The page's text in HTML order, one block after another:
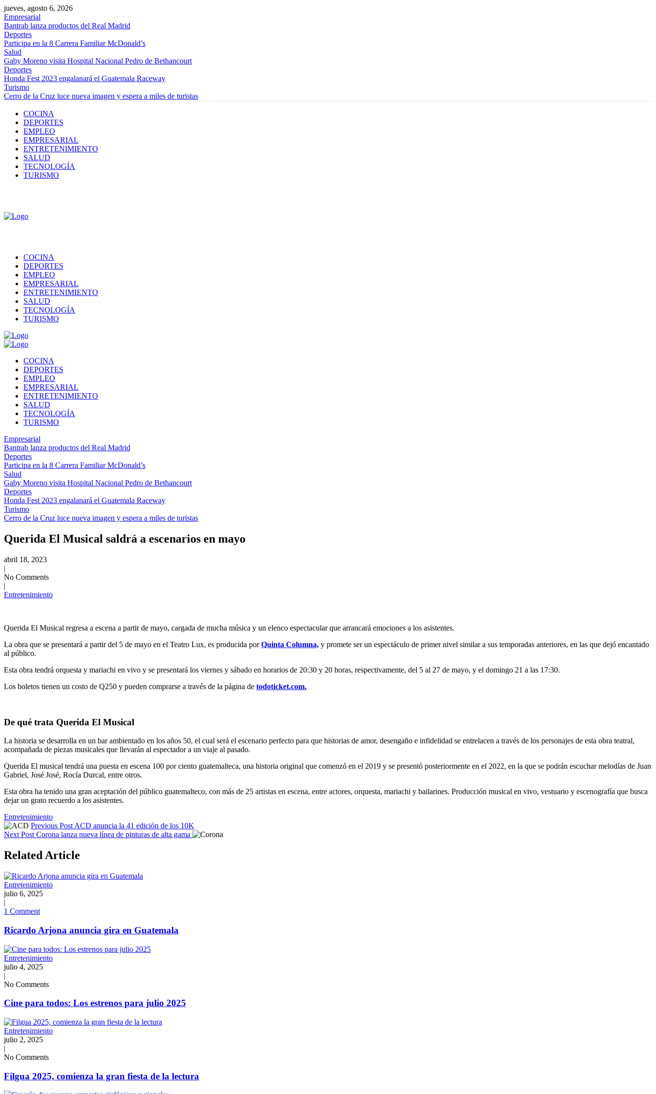
jueves, agosto 6, 2026
Empresarial
Bantrab lanza productos del Real Madrid
Deportes
Participa en la 8 Carrera Familiar McDonald’s
Salud
Gaby Moreno visita Hospital Nacional Pedro de Bethancourt
Deportes
Honda Fest 2023 engalanará el Guatemala Raceway
Turismo
Cerro de la Cruz luce nueva imagen y espera a miles de turistas
COCINA
DEPORTES
EMPLEO
EMPRESARIAL
ENTRETENIMIENTO
SALUD
TECNOLOGÍA
TURISMO
COCINA
DEPORTES
EMPLEO
EMPRESARIAL
ENTRETENIMIENTO
SALUD
TECNOLOGÍA
TURISMO
COCINA
DEPORTES
EMPLEO
EMPRESARIAL
ENTRETENIMIENTO
SALUD
TECNOLOGÍA
TURISMO
Empresarial
Bantrab lanza productos del Real Madrid
Deportes
Participa en la 8 Carrera Familiar McDonald’s
Salud
Gaby Moreno visita Hospital Nacional Pedro de Bethancourt
Deportes
Honda Fest 2023 engalanará el Guatemala Raceway
Turismo
Cerro de la Cruz luce nueva imagen y espera a miles de turistas
Querida El Musical saldrá a escenarios en mayo
abril 18, 2023
|
No Comments
|
Entretenimiento
Querida El Musical regresa a escena a partir de mayo, cargada de mucha música y un elenco espectacular que arrancará emociones a los asistentes.
La obra que se presentará a partir del 5 de mayo en el Teatro Lux, es producida porQuinta Columna, y promete ser un espectáculo de primer nivel similar a sus temporadas anteriores, en las que dejó encantado
al público.
Esta obra tendrá orquesta y mariachi en vivo y se presentará los viernes y sábado en horarios de 20:30 y 20 horas, respectivamente, del 5 al 27 de mayo, y el domingo 21 a las 17:30.
Los boletos tienen un costo de Q250 y pueden comprarse a través de la página de todoticket.com.
De qué trata Querida El Musical
La historia se desarrolla en un bar ambientado en los años 50, el cual será el escenario perfecto para que historias de amor, desengaño e infidelidad se entrelacen a través de los personajes de esta obra teatral,
acompañada de piezas musicales que llevarán al espectador a un viaje al pasado.
Querida El musical tendrá una puesta en escena 100 por ciento guatemalteca, una historia original que comenzó en el 2019 y se presentó posteriormente en el 2022, en la que se podrán escuchar melodías de Juan
Gabriel, José José, Rocía Durcal, entre otros.
Esta obra ha tenido una gran aceptación del público guatemalteco, con más de 25 artistas en escena, entre actores, orquesta, mariachi y bailarines. Producción musical en vivo, vestuario y escenografía que busca
dejar un grato recuerdo a los asistentes.
Tags:
Entretenimiento
Previous Post ACD anuncia la 41 edición de los 10K
Next Post Corona lanza nueva línea de pinturas de alta gama
Related Article
Entretenimiento
julio 6, 2025
|
1 Comment
Ricardo Arjona anuncia gira en Guatemala
Entretenimiento
julio 4, 2025
|
No Comments
Cine para todos: Los estrenos para julio 2025
Entretenimiento
julio 2, 2025
|
No Comments
Filgua 2025, comienza la gran fiesta de la lectura